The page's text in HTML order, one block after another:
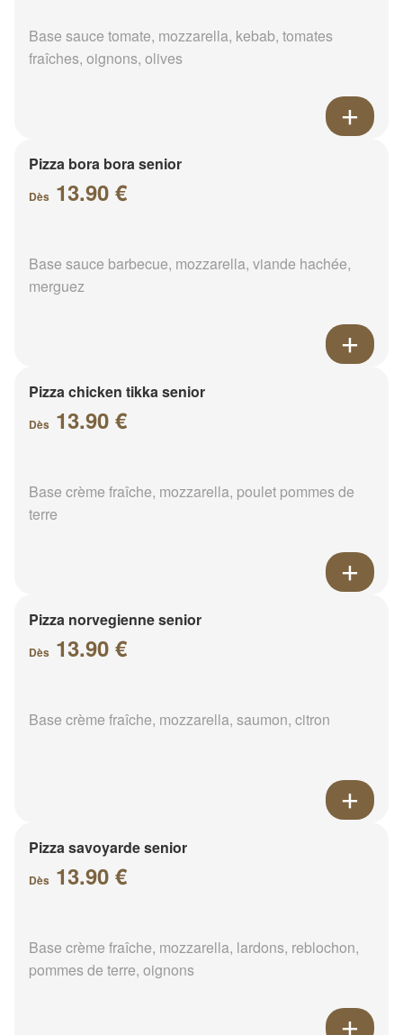
Base sauce tomate, mozzarella, kebab, tomates
fraîches, oignons, olives
Pizza bora bora senior
Dès 13.90 €
Base sauce barbecue, mozzarella, viande hachée,
merguez
Pizza chicken tikka senior
Dès 13.90 €
Base crème fraîche, mozzarella, poulet pommes de
terre
Pizza norvegienne senior
Dès 13.90 €
Base crème fraîche, mozzarella, saumon, citron
Pizza savoyarde senior
Dès 13.90 €
Base crème fraîche, mozzarella, lardons, reblochon,
pommes de terre, oignons